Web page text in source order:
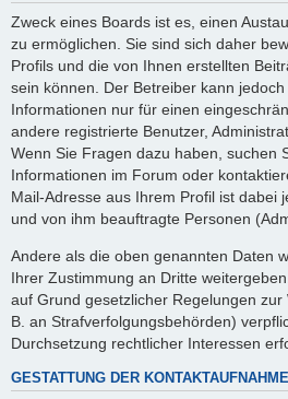
Zweck eines Boards ist es, einen
zu ermöglichen. Sie sind sich daher
Profils und die von Ihnen erstellten
sein können. Der Betreiber kann
Informationen nur für einen
andere registrierte Benutzer,
Wenn Sie Fragen dazu haben, suchen
Informationen im Forum oder
Mail-Adresse aus Ihrem Profil ist dabei
und von ihm beauftragte Personen
Andere als die oben genannten Daten
Ihrer Zustimmung an Dritte
auf Grund gesetzlicher Regelungen zur
B. an Strafverfolgungsbehörden)
Durchsetzung rechtlicher Interessen
GESTATTUNG DER KONTAKTAUFNAHME